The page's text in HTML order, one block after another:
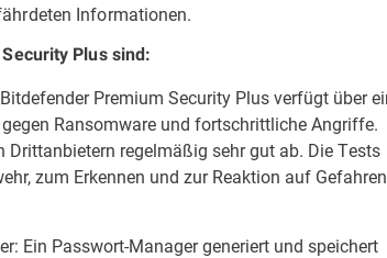
Informationen.
Plus sind:
Premium Security Plus verfügt über
Ransomware und fortschrittliche Angriffe.
Drittanbietern regelmäßig sehr gut ab. Die Tests
zum Erkennen und zur Reaktion auf Gefahren
Ein Passwort-Manager generiert und speichert